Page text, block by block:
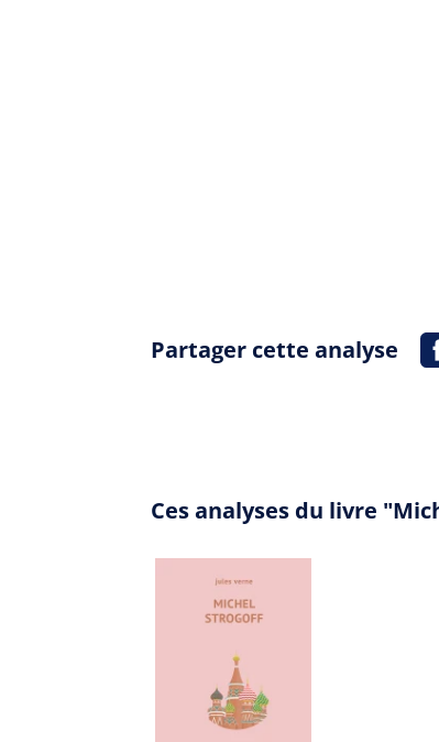
Partager cette analyse
Ces analyses du livre